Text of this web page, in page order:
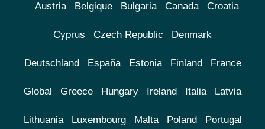
Austria Belgique Bulgaria Canada Croatia
Cyprus Czech Republic Denmark
Deutschland España Estonia Finland France
Global Greece Hungary Ireland Italia Latvia
Lithuania Luxembourg Malta Poland Portugal